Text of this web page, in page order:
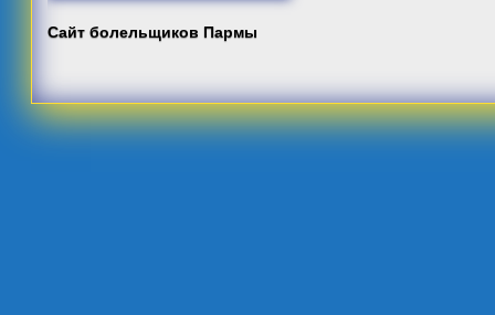
Сайт болельщиков Пармы